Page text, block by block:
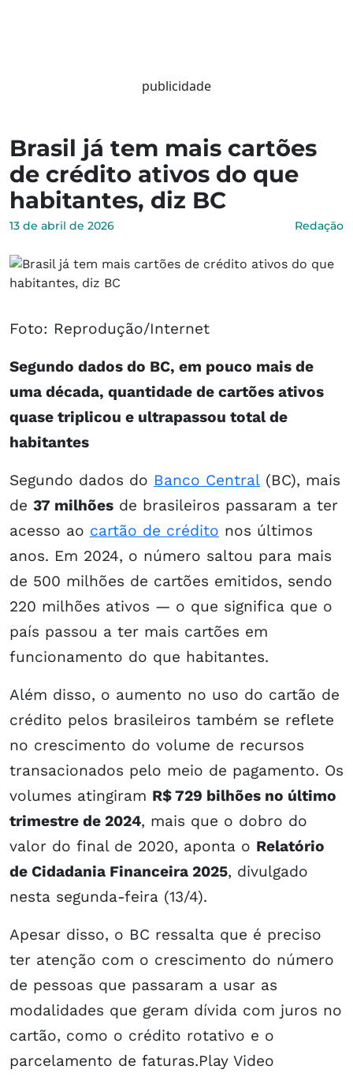
publicidade
Brasil já tem mais cartões
de crédito ativos do que
habitantes, diz BC
13 de abril de 2026 Redação
Foto: Reprodução/Internet
Segundo dados do BC, em pouco mais de
uma década, quantidade de cartões ativos
quase triplicou e ultrapassou total de
habitantes
Segundo dados do Banco Central (BC), mais
de 37 milhões de brasileiros passaram a ter
acesso ao cartão de crédito nos últimos
anos. Em 2024, o número saltou para mais
de 500 milhões de cartões emitidos, sendo
220 milhões ativos — o que significa que o
país passou a ter mais cartões em
funcionamento do que habitantes.
Além disso, o aumento no uso do cartão de
crédito pelos brasileiros também se reflete
no crescimento do volume de recursos
transacionados pelo meio de pagamento. Os
volumes atingiram R$ 729 bilhões no último
trimestre de 2024, mais que o dobro do
valor do final de 2020, aponta o Relatório
de Cidadania Financeira 2025, divulgado
nesta segunda-feira (13/4).
Apesar disso, o BC ressalta que é preciso
ter atenção com o crescimento do número
de pessoas que passaram a usar as
modalidades que geram dívida com juros no
cartão, como o crédito rotativo e o
parcelamento de faturas.Play Video